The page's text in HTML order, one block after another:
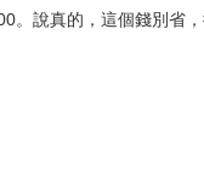
。說真的，這個錢別省